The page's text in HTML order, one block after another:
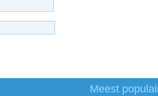
Meest